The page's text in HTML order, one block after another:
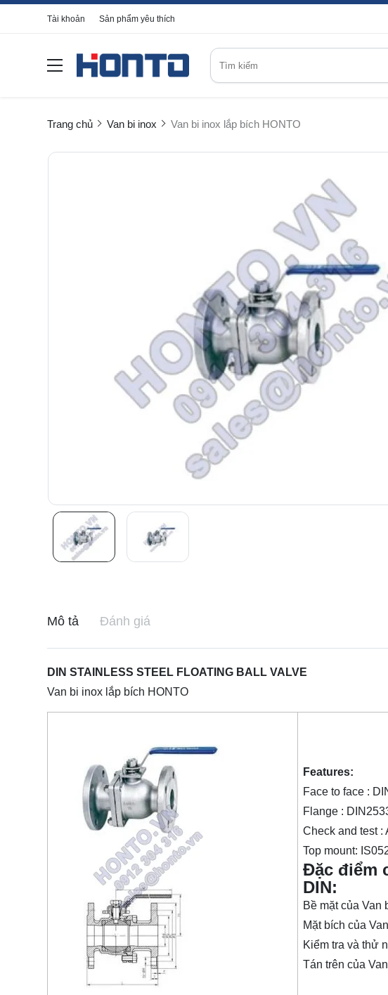
Tài khoản Sản phẩm yêu thích
Trang chủ Van bi inox Van bi inox lắp bích HONTO
Mô tả Đánh giá
DIN STAINLESS STEEL FLOATING BALL VALVE
Van bi inox lắp bích HONTO
Features:
Face to face :
Flange :
Check and test :
Top mount:
Đặc điểm
DIN:
Bề mặt của Van
Mặt bích của
Kiểm tra và thử
Tán trên của